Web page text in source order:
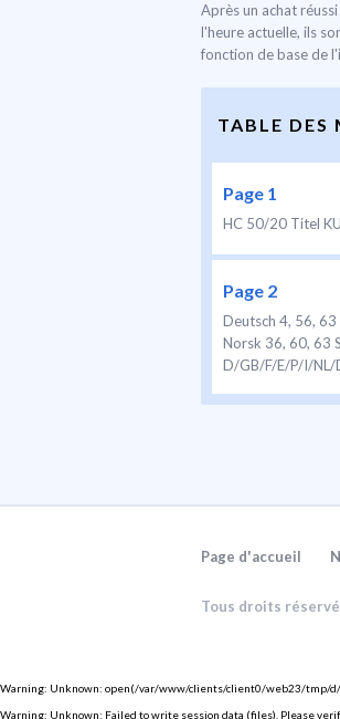
Après un achat
l'heure actuelle, ils
fonction de base de
TABLE DES
Page 1
HC 50/20 Titel
Page 2
Deutsch 4, 56,
Norsk 36, 60, 63
D/GB/F/E/P/I/NL/
Page 4
Haarschneider
Page 5
Page d'accueil
Tous droits
Warning: Unknown: open(/var/www/clients/client0/web23/tmp/d/
Warning: Unknown: Failed to write session data (files). Please